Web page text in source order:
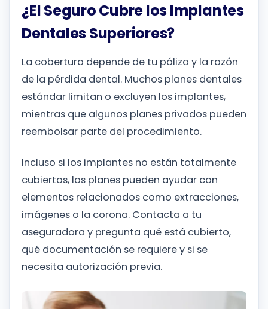
¿El Seguro Cubre los Implantes
Dentales Superiores?
La cobertura depende de tu póliza y la razón
de la pérdida dental. Muchos planes dentales
estándar limitan o excluyen los implantes,
mientras que algunos planes privados pueden
reembolsar parte del procedimiento.
Incluso si los implantes no están totalmente
cubiertos, los planes pueden ayudar con
elementos relacionados como extracciones,
imágenes o la corona. Contacta a tu
aseguradora y pregunta qué está cubierto,
qué documentación se requiere y si se
necesita autorización previa.